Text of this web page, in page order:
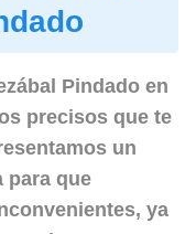
Pindado en
precisos que te
un
para que
ya